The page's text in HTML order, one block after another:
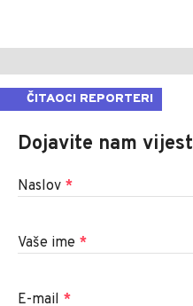
ČITAOCI REPORTERI
Dojavite nam vijest
Naslov *
Vaše ime *
E-mail *